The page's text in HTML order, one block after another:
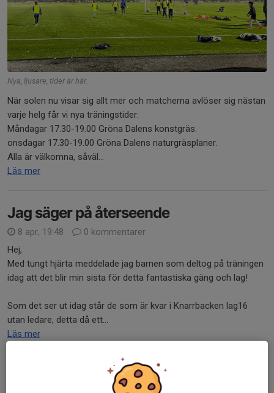
Nya, ljusare, tider är här.
När solen nu visar sig allt mer och matcherna avlöser sig nästan
varje helg får vi nya träningstider:
Måndagar 17.30-19.00 Gröna Dalens konstgräs.
onsdagar 17.30-19.00 Gröna Dalens naturgräsplaner.
Alla är välkomna, såväl...
Läs mer
Jag säger på återseende
8 apr, 19:48
0 kommentarer
Hej,
Med tungt hjärta meddelade jag barnen som deltog på träningen
idag att det blir min sista för detta fantastiska gäng och lag!
Som det ser ut idag står de som är kvar i Knarrbacken lag16
utan ledare, detta då ett...
Läs mer
Säsongen 2026